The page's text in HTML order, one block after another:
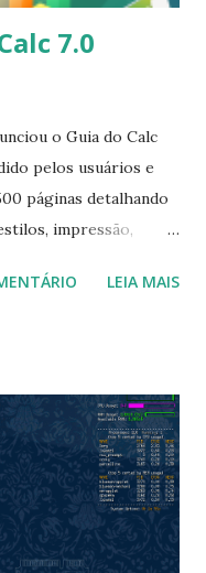
7.0
o Guia do Calc
pelos usuários e
páginas detalhando
impressão,
muito mais. ParaLEIA MAIS